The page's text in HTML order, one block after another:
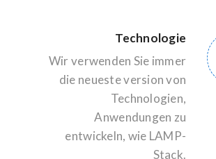
Technologie
Wir verwenden Sie immer
die neueste version von
Technologien,
Anwendungen zu
entwickeln, wie LAMP-
Stack.